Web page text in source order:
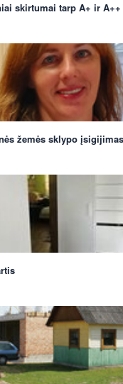
skirtumai tarp A+ ir
žemės sklypo įsigijimas